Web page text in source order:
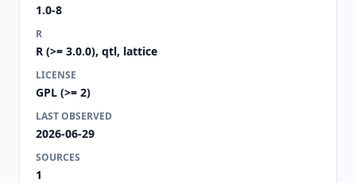
1.0-8
R
R (>= 3.0.0), qtl, lattice
LICENSE
GPL (>= 2)
LAST OBSERVED
2026-06-29
SOURCES
1